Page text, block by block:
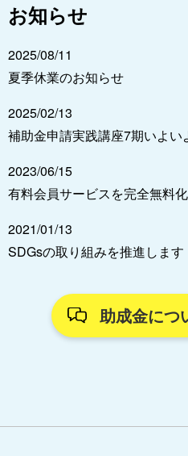
お知らせ
2025/08/11
夏季休業のお知らせ
2025/02/13
補助金申請実践講座7期いよい
2023/06/15
有料会員サービスを完全無料化
2021/01/13
SDGsの取り組みを推進します
助成金につ